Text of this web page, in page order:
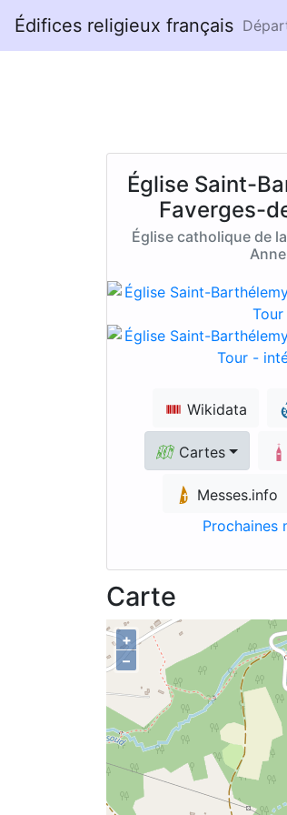
Édifices religieux français
Église Saint-
Faverges-
Église catholique de
Anne
Wikidata
Cartes
Messes.info
Prochaines
Carte
+
–